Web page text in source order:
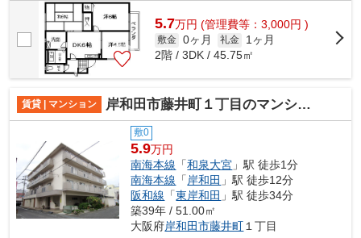
5.7万円 (管理費等：3,000円 )
敷金 0ヶ月 礼金
1ヶ月
2階 / 3DK / 45.75㎡
賃貸 | マンション 岸和田市藤井町１丁目のマンション
敷0
5.9万円
南海本線 「和泉大宮 」駅 徒歩1分
南海本線 「 岸和田 」駅 徒歩12分
阪和線 「東岸和田 」駅 徒歩34分
築39年 / 51.00㎡
大阪府岸和田市藤井町 １丁目